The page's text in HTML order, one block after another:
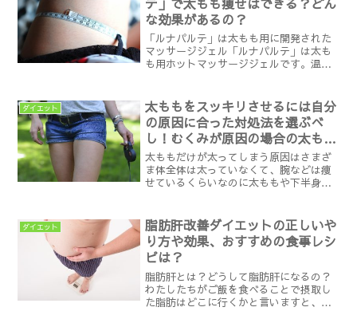
な効果があるの？
「ルナパルテ」は太もも用に開発された
マッサージジェル「ルナパルテ」は太も
も用ホットマッサージジェルです。温感
っていませんでしたか？太ももは皮膚が
厚めなため、お腹など皮膚...
ダイエット
太ももをスッキリさせるには自分
の原因に合った対処法を選ぶべ
し！むくみが原因の場合の太もも
を細くする方法
太ももだけが太ってしまう原因はさまざ
ま体全体は太っていなくて、腕などは痩
せているくらいなのに太ももや下半身だ
さまざまなものがあります。太ももが太
くなる原因は主に、以下の...
ダイエット
脂肪肝改善ダイエットの正しいや
り方や効果、おすすめの食事レシ
ピは？
脂肪肝とは？どうして脂肪肝になるの？
わたしたちがご飯を食べることで摂取し
た脂肪はどこに行くかと言いますと、小